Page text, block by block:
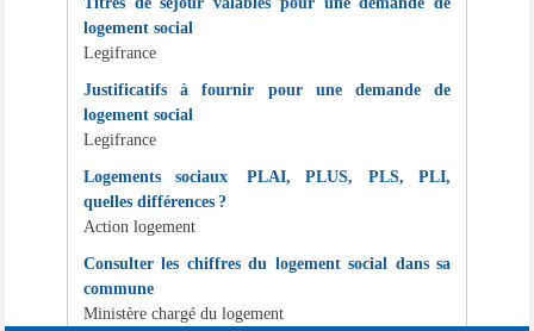
logement social
Legifrance
Justificatifs à fournir pour une demande de
logement social
Legifrance
Logements sociaux PLAI, PLUS, PLS, PLI,
quelles différences ?
Action logement
Consulter les chiffres du logement social dans sa
commune
Ministère chargé du logement